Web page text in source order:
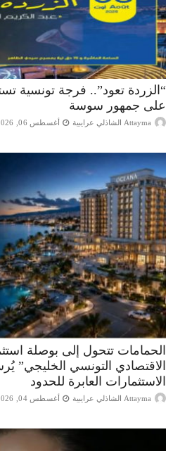
“الزردة تعود”.. فرجة تونسية
على جمهور سوسة
Attayma الشاذلي عرايبية أغسطس 06, 2026
الحمامات تتحول إلى بوصلة
الاقتصادي التونسي الخليجي”
الاستثمارات العابرة للحدود
Attayma الشاذلي عرايبية أغسطس 04, 2026